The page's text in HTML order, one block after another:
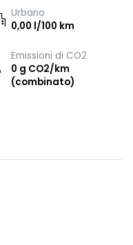
Urbano
0,00 l/100 km
Emissioni di CO2
0 g CO2/km
(combinato)